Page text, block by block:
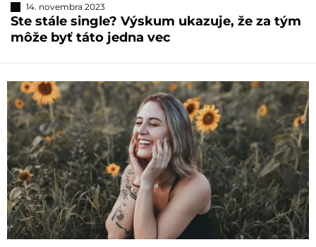
14. novembra 2023
Ste stále single? Výskum ukazuje, že za tým
môže byť táto jedna vec